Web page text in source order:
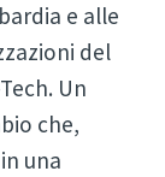
e alle
del
Un
che,
una